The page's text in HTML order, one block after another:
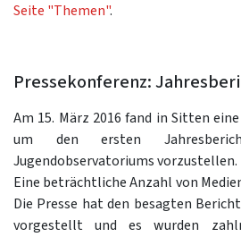
Seite "Themen".
Pressekonferenz:
Am 15. März 2016 fand in Sitten
um den ersten
Jugendobservatoriums vorzustellen.
Eine beträchtliche Anzahl von
Die Presse hat den besagten
vorgestellt und es wurden